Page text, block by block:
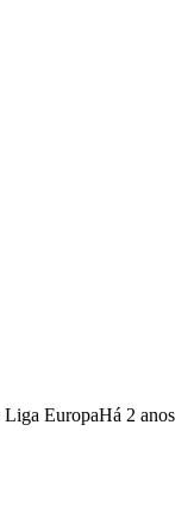
Liga EuropaHá 2 anos